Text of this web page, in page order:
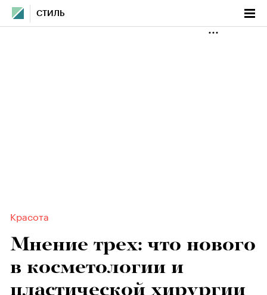
СТИЛЬ
Красота
Мнение трех: что нового
в косметологии и
пластической хирургии